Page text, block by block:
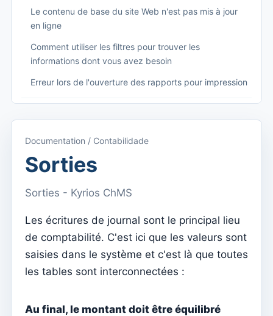
Le contenu de base du site Web n'est pas mis à jour
en ligne
Comment utiliser les filtres pour trouver les
informations dont vous avez besoin
Erreur lors de l'ouverture des rapports pour impression
Menu principal (applications)
Basculer entre les abonnements
Dashboard
Tableau de bord
Menu do utilizador
Curé de la paroisse
Documentation / Contabilidade
Sorties
Sorties - Kyrios ChMS
Les écritures de journal sont le principal lieu
de comptabilité. C'est ici que les valeurs sont
saisies dans le système et c'est là que toutes
les tables sont interconnectées :
Au final, le montant doit être équilibré